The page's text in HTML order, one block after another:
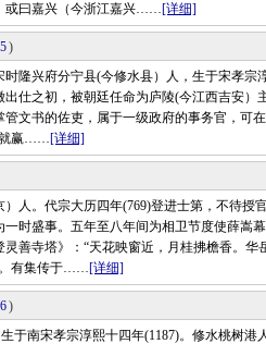
或曰嘉兴（今浙江嘉兴……[详细]
)
兴府分宁县(今修水县）人，生于宋孝宗
仕之初，被朝廷任命为庐陵(今江西吉安
文书的佐吏，属于一级政府的事务官，可
就赢……[详细]
。代宗大历四年(769)登进士第，不待授
时盛事。五年至八年间为相卫节度使薛嵩
善寺塔》：“天花映窗近，月桂拂檐香。
。有集传于……[详细]
)
南宋孝宗淳熙十四年(1187)。修水桃树港